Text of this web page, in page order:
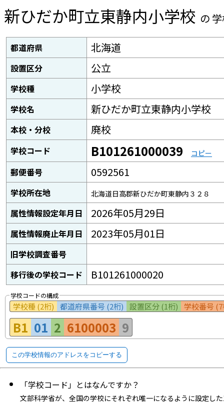
新ひだか町立東静内小学校 の
都道府県 北海道
設置区分 公立
学校種 小学校
学校名 新ひだか町立東静内小学校
本校・分校 廃校
学校コード B101261000039 コピー
郵便番号 0592561
学校所在地 北海道日高郡新ひだか町東静内３２８
属性情報設定年月日 2026年05月29日
属性情報廃止年月日 2023年05月01日
旧学校調査番号
移行後の学校コード
B101261000020
学校コードの構成
学校種 (2桁) 都道府県番号 (2桁) 設置区分 (1桁) 学校番号
B1 01 2 6100003 9
この学校情報のアドレスをコピーする
「学校コード」とはなんですか？
文部科学省が、全国の学校にそれぞれ唯一になるように設定し